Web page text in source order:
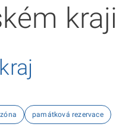
kraji
památková rezervace